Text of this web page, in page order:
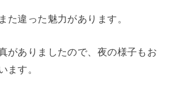
た違った魅力があります。
がありましたので、夜の様子もお
ます。